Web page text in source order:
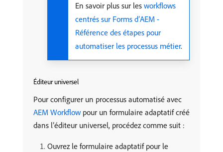
En savoir plus sur les workflows
centrés sur Forms d’AEM -
Référence des étapes pour
automatiser les processus métier.
Éditeur universel
Pour configurer un processus automatisé avec
AEM Workflow pour un formulaire adaptatif créé
dans l’éditeur universel, procédez comme suit :
Ouvrez le formulaire adaptatif pour le